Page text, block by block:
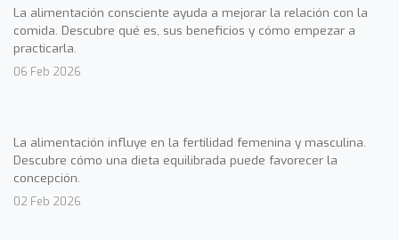
La alimentación consciente ayuda a mejorar la relación con la
comida. Descubre qué es, sus beneficios y cómo empezar a
practicarla.
06 Feb 2026
La alimentación influye en la fertilidad femenina y masculina.
Descubre cómo una dieta equilibrada puede favorecer la
concepción.
02 Feb 2026